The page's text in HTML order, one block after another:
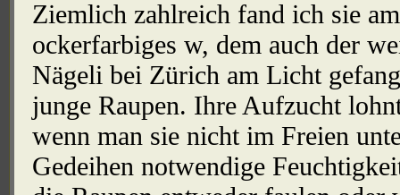
Ziemlich zahlreich fand ich sie
ockerfarbiges w, dem auch der
Nägeli bei Zürich am Licht
junge Raupen. Ihre Aufzucht
wenn man sie nicht im Freien
Gedeihen notwendige